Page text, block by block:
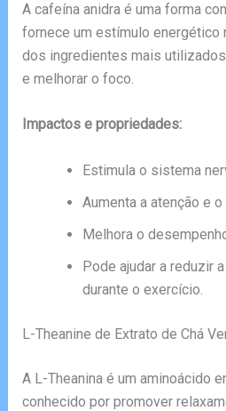
A cafeína anidra é uma forma
fornece um estímulo energético
dos ingredientes mais
e melhorar o foco.
Impactos e propriedades:
Estimula o sistema
Aumenta a atenção e
Melhora o
Pode ajudar a reduzir
durante o exercício.
L-Theanine de Extrato de Chá
A L-Theanina é um aminoácido
conhecido por promover